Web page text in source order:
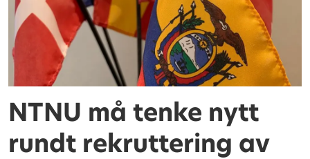
NTNU må tenke nytt
rundt rekruttering av